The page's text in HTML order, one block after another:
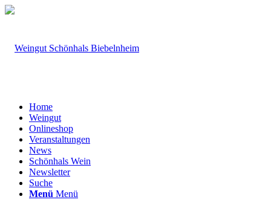
Home
Weingut
Onlineshop
Veranstaltungen
News
Schönhals Wein
Newsletter
Suche
Menü Menü